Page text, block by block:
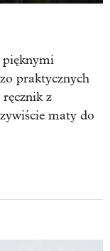
pięknymi
praktycznych
ręcznik z
maty do